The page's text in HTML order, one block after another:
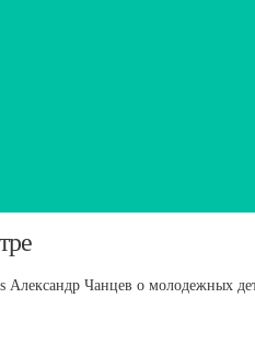
Александр Чанцев о молодежных